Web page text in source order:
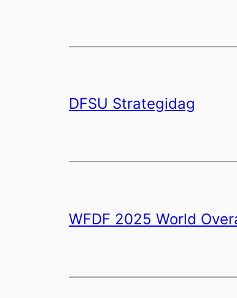
DFSU Strategidag
WFDF 2025 World